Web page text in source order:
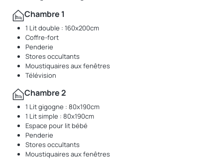
Chambre 1
1 Lit double : 160x200cm
Coffre-fort
Penderie
Stores occultants
Moustiquaires aux fenêtres
Télévision
Chambre 2
1 Lit gigogne : 80x190cm
1 Lit simple : 80x190cm
Espace pour lit bébé
Penderie
Stores occultants
Moustiquaires aux fenêtres